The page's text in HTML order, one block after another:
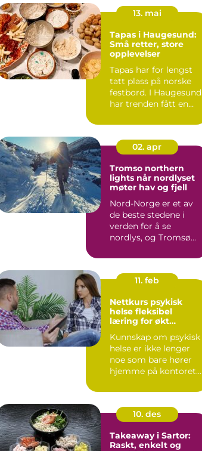
13. mai
Tapas i Haugesund:
Små retter, store
opplevelser
Tapas har for lengst
tatt plass på norske
festbord. I Haugesund
har trenden fått en
02. apr
Tromso northern
lights når nordlyset
møter hav og fjell
Nord-Norge er et av
de beste stedene i
verden for å se
nordlys, og Tromsø
der ly...
11. feb
Nettkurs psykisk
helse fleksibel
læring for økt
barn og unge
Kunnskap om psykisk
helse er ikke lenger
noe som bare hører
hjemme på kontoret
Barne...
10. des
Takeaway i Sartor:
Raskt, enkelt og